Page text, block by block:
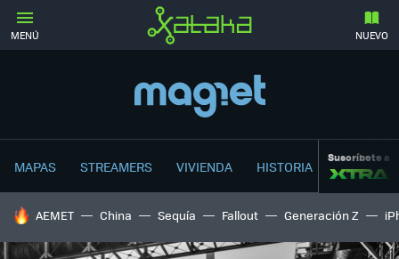
MENÚ NUEVO
MAPAS STREAMERS VIVIENDA HISTORIA Suscríbete a
HOY SE HABLA DE
AEMET China Sequía Fallout Generación Z